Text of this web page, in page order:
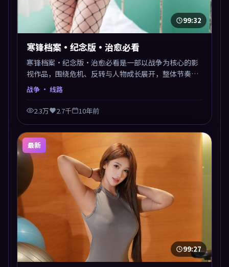
99:32
寒锋档案·纪念版·治愈必看
寒锋档案·纪念版·治愈必看是一部以战争为核心的影
视作品，围绕危机、反转与人物成长展开，整体节奏紧
凑，值得推荐观看。
战争 · 线路
2.3万 2.7千 10年前
最新
99:27